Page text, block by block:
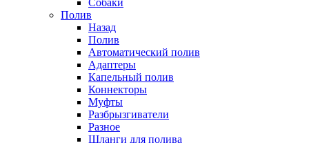
Собаки
Полив
Назад
Полив
Автоматический полив
Адаптеры
Капельный полив
Коннекторы
Муфты
Разбрызгиватели
Разное
Шланги для полива